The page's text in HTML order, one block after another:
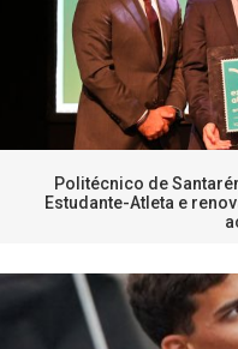
Politécnico de
Estudante-Atleta e